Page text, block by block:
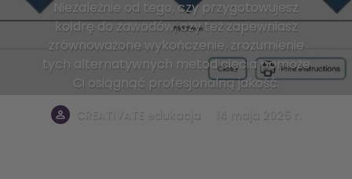
Niezależnie od tego, czy przygotowujesz
kołdrę do zawodów, czy też zapewniasz
zrównoważone wykończenie, zrozumienie
tych alternatywnych metod cięcia pomoże
Ci osiągnąć profesjonalną jakość.